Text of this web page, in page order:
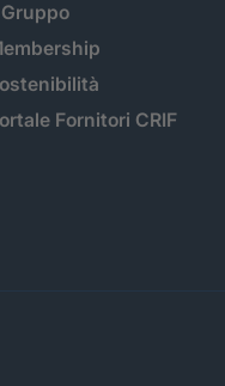
Fornitori CRIF